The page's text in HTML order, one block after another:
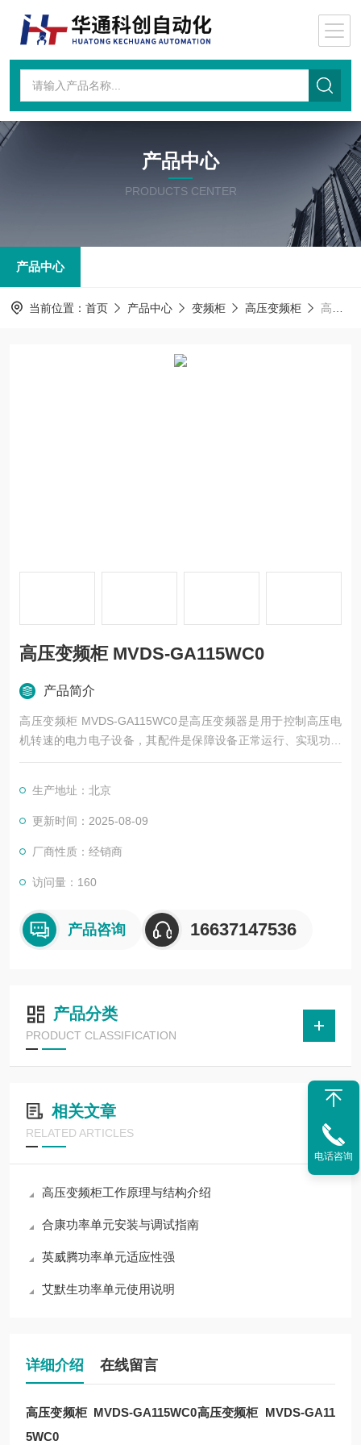
产品中心
PRODUCTS CENTER
产品中心
当前位置： 首页 产品中心 变频柜 高压变频柜 高压变频柜 MVDS-GA115WC0
高压变频柜 MVDS-GA115WC0
产品简介
高压变频柜 MVDS-GA115WC0是高压变频器是用于控制高压电
机转速的电力电子设备，其配件是保障设备正常运行、实现功能
扩展及维护维修的重要组成部分。这些配件种类繁多，涵盖了功
生产地址：北京
更新时间：2025-08-09
厂商性质：经销商
访问量：160
产品咨询 16637147536
产品分类
PRODUCT CLASSIFICATION
相关文章
RELATED ARTICLES
高压变频柜工作原理与结构介绍
合康功率单元安装与调试指南
英威腾功率单元适应性强
艾默生功率单元使用说明
详细介绍 在线留言
高压变频柜 MVDS-GA115WC0高压变频柜 MVDS-GA11
5WC0
电话咨询